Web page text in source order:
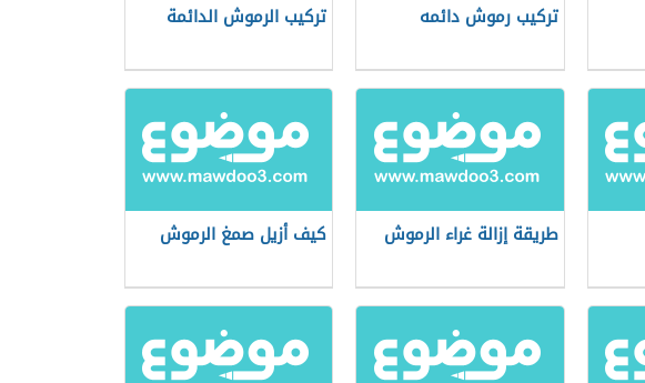
تركيب رموش دائمه تركيب الرموش الدائمة
طريقة إزالة غراء الرموش كيف أزيل صمغ الرموش